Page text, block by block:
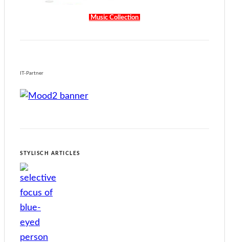
Music Collection
IT-Partner
STYLISCH ARTICLES